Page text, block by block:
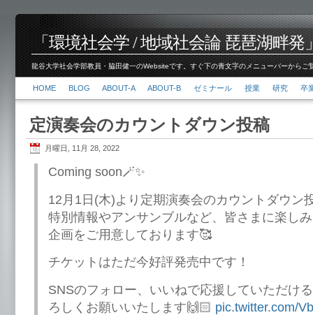
「環境社会学 / 地域社会論 琵琶湖畔発
龍谷大学社会学部教員・脇田健一のWebsiteです。すぐ下の青文字のメニューバーから
HOME BLOG ABOUT-A ABOUT-B ゼミナール 授業 研究 卒
定演奏会のカウントダウン投稿
月曜日, 11月 28, 2022
Coming soon🪄✨
12月1日(木)より定期演奏会のカウントダウン
特別情報やアンサンブルなど、皆さまに楽し
企画をご用意しております🥰
チケットはただ今好評発売中です！
SNSのフォロー、いいねで応援していただけ
ろしくお願いいたします🙌🏻 pic.twitter.com/